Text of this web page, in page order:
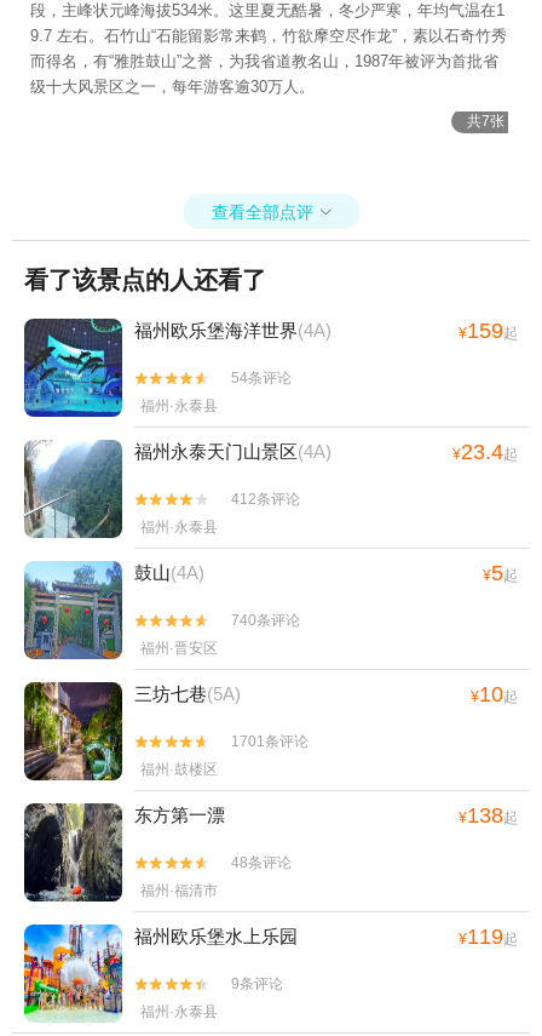
段，主峰状元峰海拔534米。这里夏无酷暑，冬少严寒，年均气温在1
9.7 左右。石竹山“石能留影常来鹤，竹欲摩空尽作龙”，素以石奇竹秀
而得名，有“雅胜鼓山”之誉，为我省道教名山，1987年被评为首批省
级十大风景区之一，每年游客逾30万人。
共7张
查看全部点评 
看了该景点的人还看了
福州欧乐堡海洋世界(4A) ¥159起


54条评论
福州·永泰县
福州永泰天门山景区(4A) ¥23.4起


412条评论
福州·永泰县
鼓山(4A) ¥5起


740条评论
福州·晋安区
三坊七巷(5A) ¥10起


1701条评论
福州·鼓楼区
东方第一漂 ¥138起


48条评论
福州·福清市
福州欧乐堡水上乐园 ¥119起


9条评论
福州·永泰县